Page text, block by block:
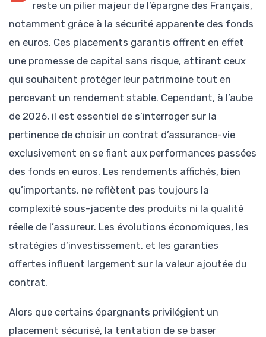
reste un pilier majeur de l’épargne des Français,
notamment grâce à la sécurité apparente des fonds
en euros. Ces placements garantis offrent en effet
une promesse de capital sans risque, attirant ceux
qui souhaitent protéger leur patrimoine tout en
percevant un rendement stable. Cependant, à l’aube
de 2026, il est essentiel de s’interroger sur la
pertinence de choisir un contrat d’assurance-vie
exclusivement en se fiant aux performances passées
des fonds en euros. Les rendements affichés, bien
qu’importants, ne reflètent pas toujours la
complexité sous-jacente des produits ni la qualité
réelle de l’assureur. Les évolutions économiques, les
stratégies d’investissement, et les garanties
offertes influent largement sur la valeur ajoutée du
contrat.
Alors que certains épargnants privilégient un
placement sécurisé, la tentation de se baser